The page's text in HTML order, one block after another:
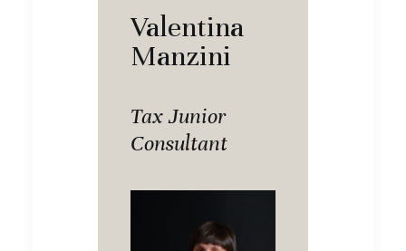
Valentina
Manzini
Tax Junior
Consultant